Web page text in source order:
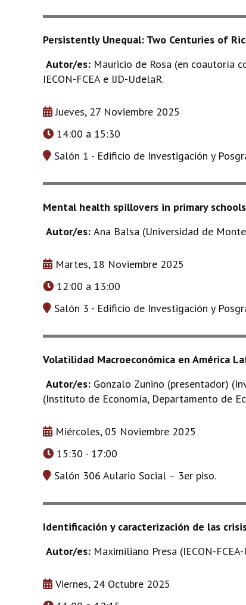
Persistently Unequal: Two Centuries of
Autor/es: Mauricio de Rosa (en coautoría
IECON-FCEA e IJD-UdelaR.
Jueves, 27 Noviembre 2025
14:00 a 15:30
Salón 1 - Edificio de Investigación y
Mental health spillovers in primary schools
Autor/es: Ana Balsa (Universidad de
Martes, 18 Noviembre 2025
12:00 a 13:00
Salón 3 - Edificio de Investigación y
Volatilidad Macroeconómica en América
Autor/es: Gonzalo Zunino (presentador)
(Instituto de Economía, Departamento de
Miércoles, 05 Noviembre 2025
15:30 - 17:00
Salón 306 Aulario Social – 3er piso.
Identificación y caracterización de las
Autor/es: Maximiliano Presa (IECON-
Viernes, 24 Octubre 2025